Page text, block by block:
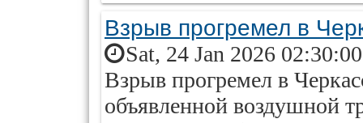
Взрыв прогремел в
Sat, 24 Jan 2026
Взрыв прогремел в
объявленной воздушной